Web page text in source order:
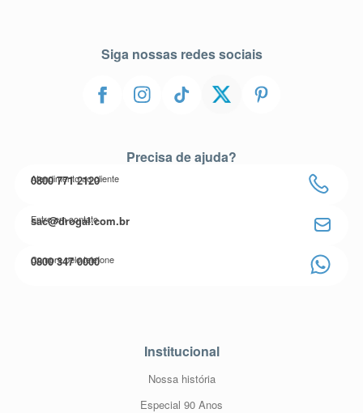
Siga nossas redes sociais
Precisa de ajuda?
Atendimento ao cliente
0800 771 2120
Entre em contato
sac@drogal.com.br
Compre pelo telefone
0800 347 0000
Institucional
Nossa história
Especial 90 Anos